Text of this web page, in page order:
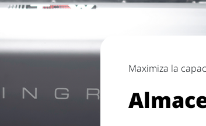
Maximiza la